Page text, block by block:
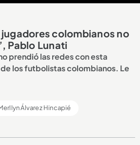
jugadores colombianos no
Pablo Lunati
prendió las redes con esta
los futbolistas colombianos. Le
Álvarez Hincapié